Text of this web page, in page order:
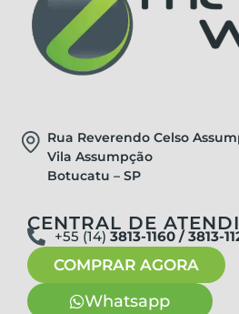
Rua Reverendo Celso
Vila Assumpção
Botucatu – SP
CENTRAL DE
+55 (14) 3813-1160 / 3813-
COMPRAR AGORA
Whatsapp